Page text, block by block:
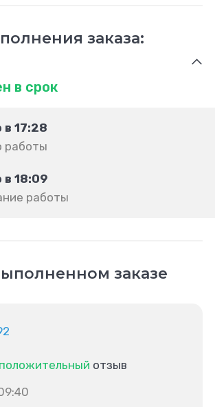
заказа:
в срок
в 17:28
работы
в 18:09
работы
заказе
положительный отзыв